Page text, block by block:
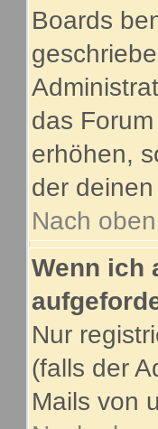
Boards
das
erhöhen,
der
Nach oben
Wenn ich
Nur
(falls der
Mails von